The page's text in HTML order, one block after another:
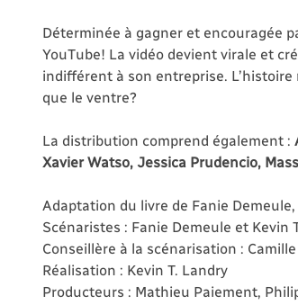
Déterminée à gagner et encouragée
YouTube! La vidéo devient virale et
indifférent à son entreprise.
que le ventre?
La distribution comprend également :
Xavier Watso, Jessica Prudencio,
Adaptation du livre de Fanie
Scénaristes : Fanie Demeule et Kevin
Conseillère à la scénarisation :
Réalisation : Kevin T. Landry
Producteurs : Mathieu Paiement,